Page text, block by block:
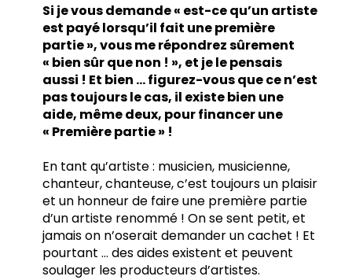
Si je vous demande « est-ce qu’un artiste
est payé lorsqu’il fait une première
partie », vous me répondrez sûrement
« bien sûr que non ! », et je le pensais
aussi ! Et bien … figurez-vous que ce n’est
pas toujours le cas, il existe bien une
aide, même deux, pour financer une
« Première partie » !
En tant qu’artiste : musicien, musicienne,
chanteur, chanteuse, c’est toujours un plaisir
et un honneur de faire une première partie
d’un artiste renommé ! On se sent petit, et
jamais on n’oserait demander un cachet ! Et
pourtant … des aides existent et peuvent
soulager les producteurs d’artistes.